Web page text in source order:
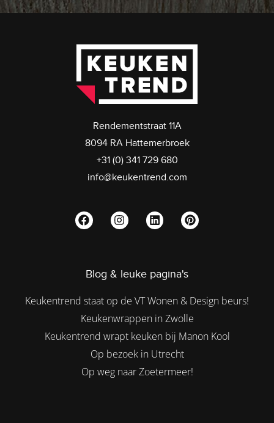
Rendementstraat 11A
8094 RA Hattemerbroek
+31 (0) 341 729 680
info@keukentrend.com
Blog & leuke pagina's
Keukentrend staat op de VT Wonen & Design beurs!
Keukenwrappen in Zwolle
Keukentrend wrapt keuken bij Manon Kool
Op bezoek in Utrecht
Op weg naar Zoetermeer!